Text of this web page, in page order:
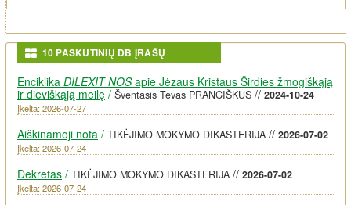
10 PASKUTINIŲ DB ĮRAŠŲ
Enciklika DILEXIT NOSapie Jėzaus Kristaus Širdies žmogiškąją
ir dieviškąją meilę / Šventasis Tėvas PRANCIŠKUS // 2024-10-24
Įkelta: 2026-07-27
Aiškinamoji nota / TIKĖJIMO MOKYMO DIKASTERIJA // 2026-07-02
Įkelta: 2026-07-24
Dekretas / TIKĖJIMO MOKYMO DIKASTERIJA // 2026-07-02
Įkelta: 2026-07-24